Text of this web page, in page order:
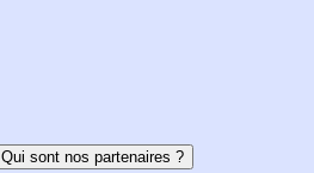
Qui sont nos partenaires ?